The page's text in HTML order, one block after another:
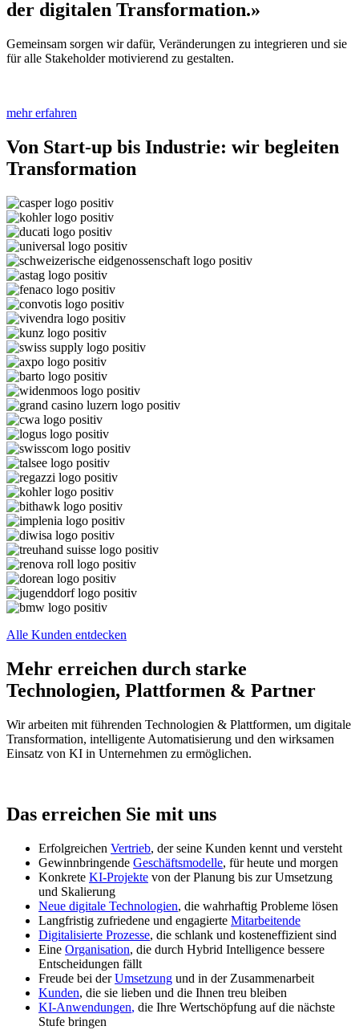
der digitalen Transformation.»
Gemeinsam sorgen wir dafür, Veränderungen zu integrieren und sie
für alle Stakeholder motivierend zu gestalten.
mehr erfahren
Von Start-up bis Industrie: wir begleiten
Transformation
Alle Kunden entdecken
Mehr erreichen durch starke
Technologien, Plattformen & Partner
Wir arbeiten mit führenden Technologien & Plattformen, um digitale
Transformation, intelligente Automatisierung und den wirksamen
Einsatz von KI in Unternehmen zu ermöglichen.
Das erreichen Sie mit uns
Erfolgreichen Vertrieb, der seine Kunden kennt und versteht
Gewinnbringende Geschäftsmodelle, für heute und morgen
Konkrete KI-Projekte von der Planung bis zur Umsetzung
und Skalierung
Neue digitale Technologien, die wahrhaftig Probleme lösen
Langfristig zufriedene und engagierte Mitarbeitende
Digitalisierte Prozesse, die schlank und kosteneffizient sind
Eine Organisation, die durch Hybrid Intelligence bessere
Entscheidungen fällt
Freude bei derUmsetzung und in der Zusammenarbeit
Kunden, die sie lieben und die Ihnen treu bleiben
KI-Anwendungen, die Ihre Wertschöpfung auf die nächste
Stufe bringen